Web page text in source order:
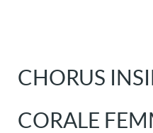
CHORUS
CORALE